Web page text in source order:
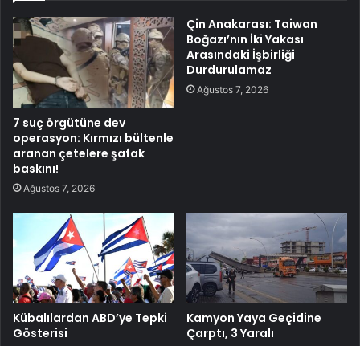
7 suç örgütüne dev
operasyon: Kırmızı bültenle
aranan çetelere şafak
baskını!
Ağustos 7, 2026
Çin Anakarası: Taiwan
Boğazı’nın İki Yakası
Arasındaki İşbirliği
Durdurulamaz
Ağustos 7, 2026
Kübalılardan ABD’ye Tepki
Gösterisi
Kamyon Yaya Geçidine
Çarptı, 3 Yaralı